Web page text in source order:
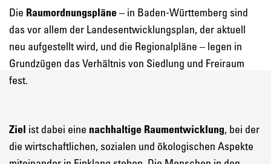
Die Raumordnungspläne– in Baden-Württemberg sind
das vor allem der Landesentwicklungsplan, der aktuell
neu aufgestellt wird, und die Regionalpläne – legen in
Grundzügen das Verhältnis von Siedlung und Freiraum
fest.
Ziel ist dabei eine nachhaltige Raumentwicklung, bei der
die wirtschaftlichen, sozialen und ökologischen Aspekte